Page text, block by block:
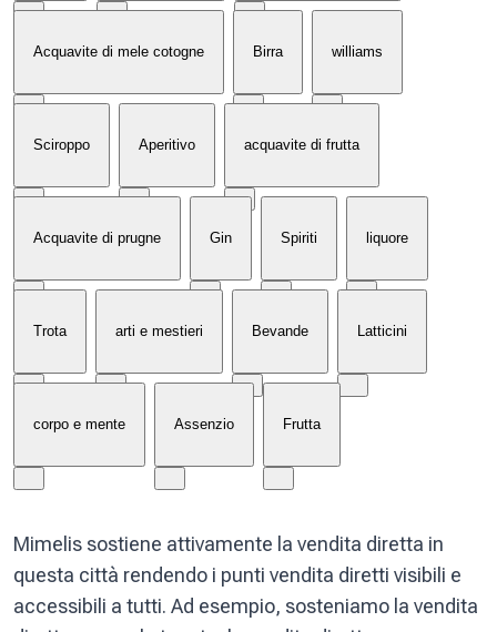
Acquavite di mele cotogne Birra williams
Sciroppo Aperitivo acquavite di frutta
Acquavite di prugne Gin Spiriti liquore
Trota arti e mestieri Bevande Latticini
corpo e mente Assenzio Frutta
Mimelis sostiene attivamente la vendita diretta in
questa città rendendo i punti vendita diretti visibili e
accessibili a tutti. Ad esempio, sosteniamo la vendita